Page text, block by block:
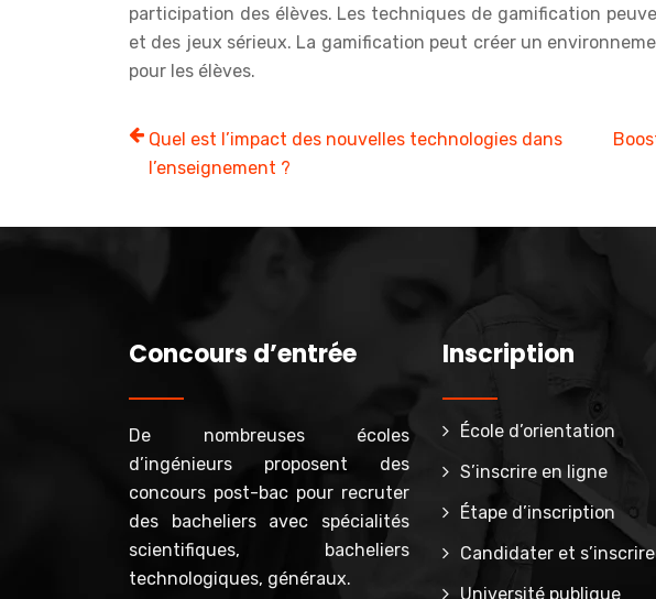
participation des élèves. Les techniques de gamification
et des jeux sérieux. La gamification peut créer un
pour les élèves.
Quel est l’impact des nouvelles technologies dans
l’enseignement ?
Concours d’entrée
De nombreuses écoles
d’ingénieurs proposent des
concours post-bac pour recruter
des bacheliers avec spécialités
scientifiques, bacheliers
technologiques, généraux.
Inscription
École d’orientation
S’inscrire en ligne
Étape d’inscription
Candidater et s’inscrire
Université publique